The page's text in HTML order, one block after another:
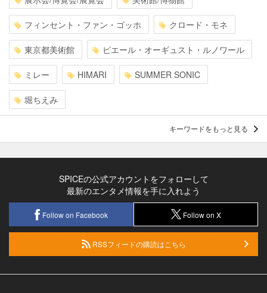
フィンセント・ファン・ゴッホ クロード・モネ
東京都美術館 ピエール・オーギュスト・ルノワール
ミレー HIMARI SUMMER SONIC
堀ちえみ
キーワードをもっと見る
SPICEの公式アカウントをフォローして
最新のエンタメ情報を手に入れよう
Follow on Facebook Follow on X
RSSフィードの購読はこちら